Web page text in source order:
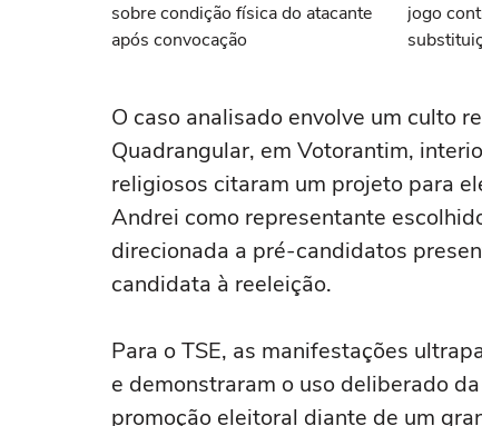
sobre condição física do atacante
após convocação
jogo
O caso analisado envolve um culto
Quadrangular, em Votorantim,
religiosos citaram um projeto para
Andrei como representante
direcionada a pré-candidatos
candidata à reeleição.
Para o TSE, as manifestações
e demonstraram o uso deliberado
promoção eleitoral diante de um